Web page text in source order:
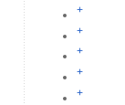
+
+
+
+
+